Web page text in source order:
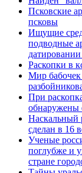
Псковские
псковы
Ищущие
подводные
Раскопки в
Мир бабочек
При
обнаружены
Наскальный
сделан в 16
Ученые
поглубже и
стране